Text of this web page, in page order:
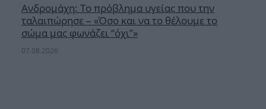
Ανδρομάχη: Το πρόβλημα υγείας που την
ταλαιπώρησε – «Όσο και να το θέλουμε το
σώμα μας φωνάζει “όχι”»
07.08.2026